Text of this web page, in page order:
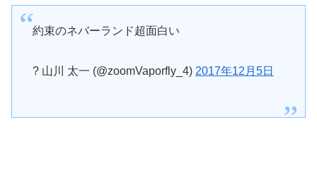
約束のネバーランド超面白い
? 山川 太一 (@zoomVaporfly_4) 2017年12月5日